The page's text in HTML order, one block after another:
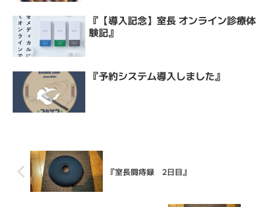
『【導入記念】室長 オンライン診療体
験記』
『予約システム導入しました』
『室長闘痔録 2日目』